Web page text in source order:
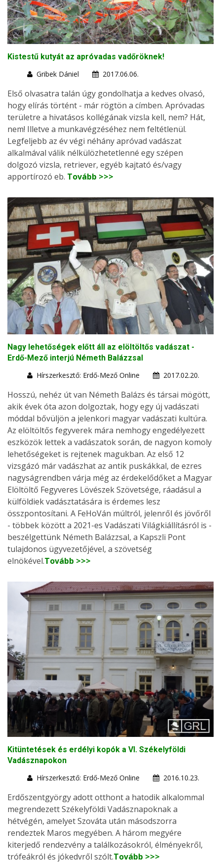
Kistestű kutyát az apróvadas vadőröknek!
Gribek Dániel
2017.06.06.
Első olvasatra talán úgy gondolhatja a kedves olvasó,
hogy elírás történt - már rögtön a címben. Apróvadas
területre a hivatásos kollégának vizsla kell, nem? Hát,
nem! Illetve a munkavégzéséhez nem feltétlenül.
Legfeljebb az év végi néhány apróvad vadászat
alkalmával válik nélkülözhetetlenné egy szépen
dolgozó vizsla, retriever, egyéb kajtató és/vagy
apportírozó eb. Tovább >>>
Nagy lehetőségek előtt áll az elöltöltős vadászat -
Erdő-Mező interjú Németh Balázzsal
Hírszerkesztő: Erdő-Mező Online
2017.02.20.
Hosszú, nehéz út van Németh Balázs és társai mögött,
akik évek óta azon dolgoztak, hogy egy új vadászati
móddal bővüljön a jelenkori magyar vadászati kultúra.
Az elöltöltős fegyverek mára nemhogy engedélyezett
eszközök lettek a vadászatok során, de nagyon komoly
lehetőségeket is rejtenek magukban. Az első 12
vizsgázó már vadászhat az antik puskákkal, de ezres
nagyságrendben várja még az érdekelődőket a Magyar
Elöltöltő Fegyveres Lövészek Szövetsége, ráadásul a
külföldiek vadásztatására is érdemes lesz
összpontosítani. A FeHoVán múltról, jelenről és jövőről
- többek között a 2021-es Vadászati Világkiállításról is -
beszélgettünk Németh Balázzsal, a Kapszli Pont
tulajdonos ügyvezetőjével, a szövetség
elnökével.Tovább >>>
Kitüntetések és erdélyi kopók a VI. Székelyföldi
Vadásznapokon
Hírszerkesztő: Erdő-Mező Online
2016.10.23.
Erdőszentgyörgy adott otthont a hatodik alkalommal
megrendezett Székelyföldi Vadásznapoknak a
hétvégén, amelyet Szováta után másodszorra
rendeztek Maros megyében. A három megyére
kiterjedő rendezvény a találkozásokról, élményekről,
trófeákról és jókedvről szólt.Tovább >>>